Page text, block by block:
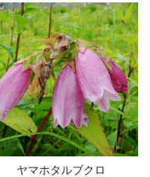
ヤマホタルブクロ